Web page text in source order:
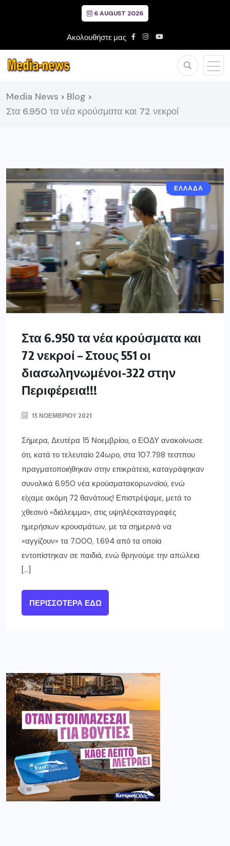
6 AUGUST 2026
Ακολουθήστε μας
Media News > Blog >
Στα 6.950 τα νέα κρούσματα και 72 νεκροί
ΕΛΛΑΔΑ
Στα 6.950 τα νέα κρούσματα και
72 νεκροί – Στους 551 οι
διασωληνωμένοι-322 στην
Περιφέρεια!!!
15 ΝΟΕΜΒΡΊΟΥ 2021
Σήμερα, Δευτέρα 15 Νοεμβρίου, ο ΕΟΔΥ ανακοίνωσε
ότι, κατά το τελευταίο 24ωρο, στα 107.798 τεστπου
πραγματοποιήθηκαν στην επικράτεια, καταγράφηκαν
συνολικά 6.950 νέα κρούσματακορωνοϊού, ενώ
είχαμε ακόμη 72 θανάτους! Επιστρέψαμε, μετά το
χθεσινό «διάλειμμα», στις υψηλέςκαταγραφές
ημερήσιων κρουσμάτων, με τα σημερινά να
«αγγίζουν» τα 7.000, 1.694 από τα οποία
εντοπίστηκαν σε παιδιά, ενώ θρηνούμε την απώλεια
[…]
ΠΕΡΙΣΣΌΤΕΡΑ ΕΔΏ